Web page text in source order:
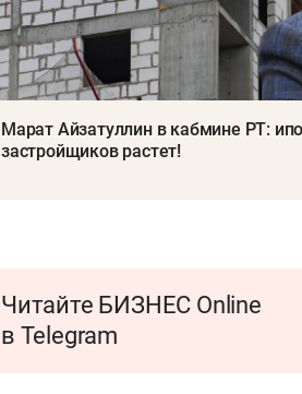
Марат Айзатуллин в кабмине РТ:
застройщиков растет!
Читайте БИЗНЕС Online
в Telegram